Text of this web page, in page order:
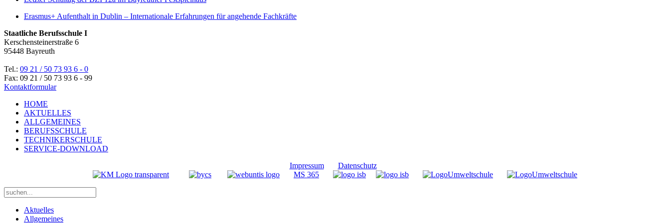
Erasmus+ Aufenthalt in Dublin – Internationale Erfahrungen für angehende Fachkräfte
Staatliche Berufsschule I
Kerschensteinerstraße 6
95448 Bayreuth
Tel.: 09 21 / 50 73 93 6 - 0
Fax: 09 21 / 50 73 93 6 - 99
Kontaktformular
HOME
AKTUELLES
ALLGEMEINES
BERUFSSCHULE
TECHNIKERSCHULE
SERVICE-DOWNLOAD
Impressum
Datenschutz
MS 365
Aktuelles
Allgemeines